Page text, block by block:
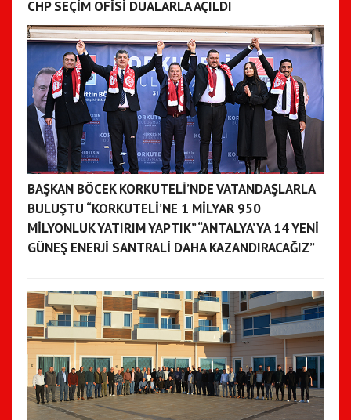
CHP SEÇİM OFİSİ DUALARLA AÇILDI
BAŞKAN BÖCEK KORKUTELİ’NDE VATANDAŞLARLA
BULUŞTU “KORKUTELİ’NE 1 MİLYAR 950
MİLYONLUK YATIRIM YAPTIK” “ANTALYA’YA 14 YENİ
GÜNEŞ ENERJİ SANTRALİ DAHA KAZANDIRACAĞIZ”